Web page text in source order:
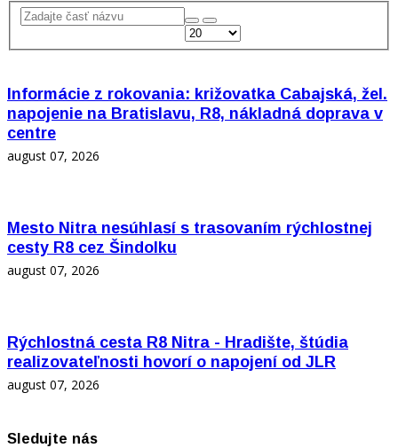
Informácie z rokovania: križovatka Cabajská, žel.
napojenie na Bratislavu, R8, nákladná doprava v
centre
august 07, 2026
Mesto Nitra nesúhlasí s trasovaním rýchlostnej
cesty R8 cez Šindolku
august 07, 2026
Rýchlostná cesta R8 Nitra - Hradište, štúdia
realizovateľnosti hovorí o napojení od JLR
august 07, 2026
Sledujte nás